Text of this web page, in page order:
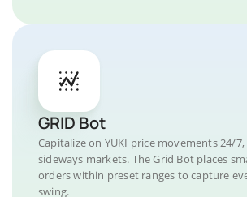
GRID Bot
Capitalize on YUKI price movements 24/7,
sideways markets. The Grid Bot places
orders within preset ranges to capture
swing.